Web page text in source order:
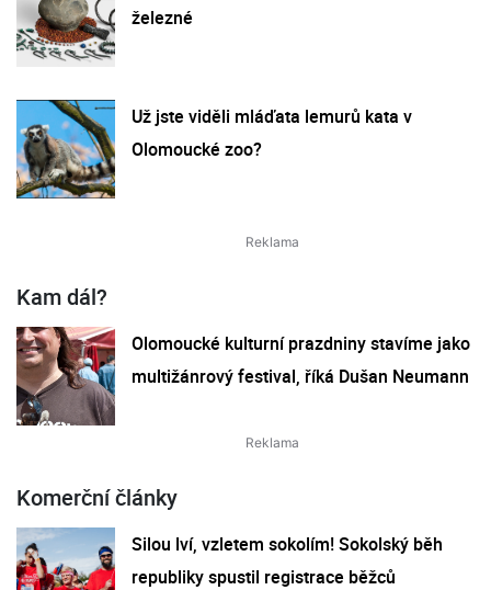
železné
Už jste viděli mláďata lemurů kata v
Olomoucké zoo?
Kam dál?
Olomoucké kulturní prazdniny stavíme jako
multižánrový festival, říká Dušan Neumann
Komerční články
Silou lví, vzletem sokolím! Sokolský běh
republiky spustil registrace běžců